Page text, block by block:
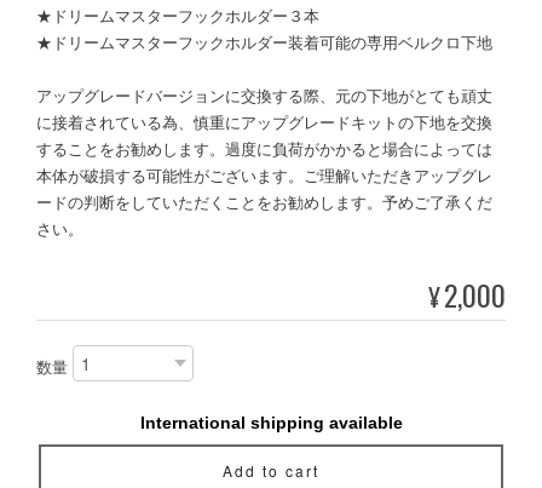
★ドリームマスターフックホルダー３本
★ドリームマスターフックホルダー装着可能の専用ベルクロ下地
アップグレードバージョンに交換する際、元の下地がとても頑丈
に接着されている為、慎重にアップグレードキットの下地を交換
することをお勧めします。過度に負荷がかかると場合によっては
本体が破損する可能性がございます。ご理解いただきアップグレ
ードの判断をしていただくことをお勧めします。予めご了承くだ
さい。
¥2,000
数量
International shipping available
Add to cart